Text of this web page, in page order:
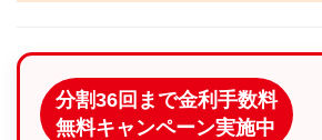
分割36回まで金利手数料
無料キャンペーン実施中